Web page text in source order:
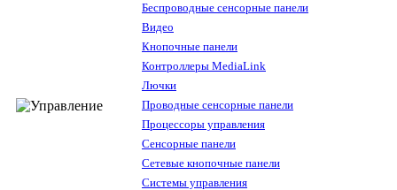
Беспроводные сенсорные панели
Видео
Кнопочные панели
Контроллеры MediaLink
Лючки
Проводные сенсорные панели
Процессоры управления
Сенсорные панели
Сетевые кнопочные панели
Системы управления